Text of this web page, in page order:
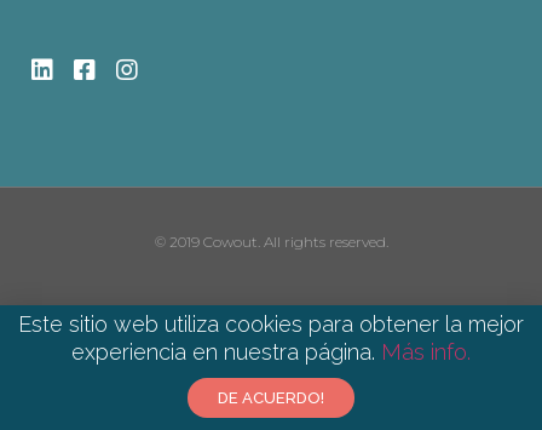
© 2019 Cowout. All rights reserved.
Este sitio web utiliza cookies para obtener la mejor
experiencia en nuestra página. Más info.​
DE ACUERDO!